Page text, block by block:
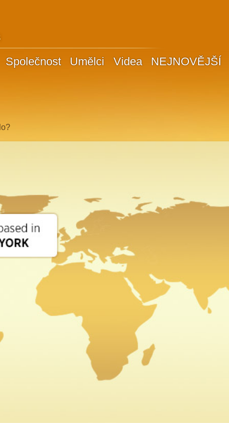
Společnost Umělci Videa NEJNOVĚJŠÍ